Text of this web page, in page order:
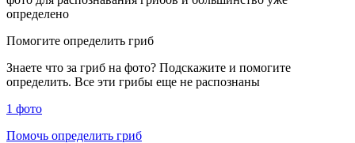
определено
Помогите определить гриб
Знаете что за гриб на фото? Подскажите и помогите
определить. Все эти грибы еще не распознаны
1 фото
Помочь определить гриб